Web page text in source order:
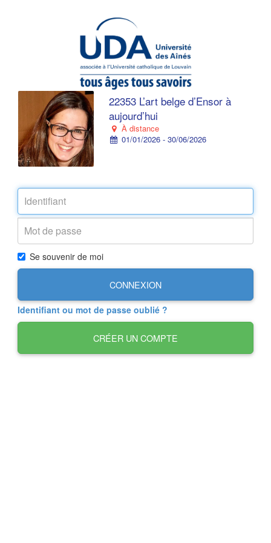
22353 L’art belge d’Ensor à
aujourd’hui
À distance
01/01/2026 - 30/06/2026
Se souvenir de moi
CONNEXION
Identifiant ou mot de passe oublié ?
CRÉER UN COMPTE